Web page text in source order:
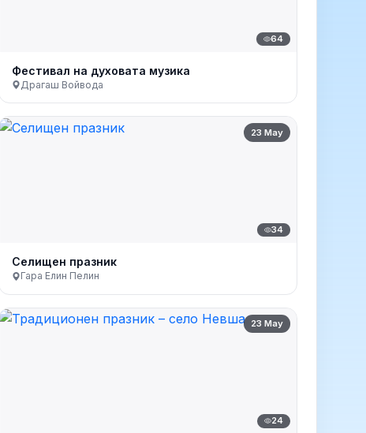
64
Фестивал на духовата музика
Драгаш Войвода
23 May
34
Селищен празник
Гара Елин Пелин
23 May
24